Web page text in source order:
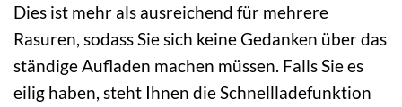
Dies ist mehr als ausreichend für mehrere
Rasuren, sodass Sie sich keine Gedanken über das
ständige Aufladen machen müssen. Falls Sie es
eilig haben, steht Ihnen die Schnellladefunktion